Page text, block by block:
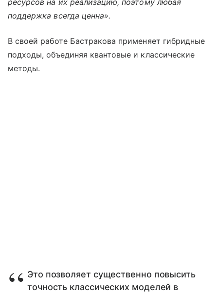
ресурсов на их реализацию, поэтому любая
поддержка всегда ценна».
В своей работе Бастракова применяет гибридные
подходы, объединяя квантовые и классические
методы.
Это позволяет существенно повысить
точность классических моделей в